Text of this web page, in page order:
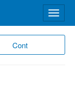
Cont
meniu